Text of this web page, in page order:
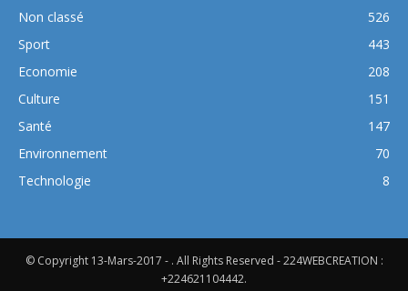
Non classé
526
Sport
443
Economie
208
Culture
151
Santé
147
Environnement
70
Technologie
8
© Copyright 13-Mars-2017 - . All Rights Reserved - 224WEBCREATION :
+224621104442.